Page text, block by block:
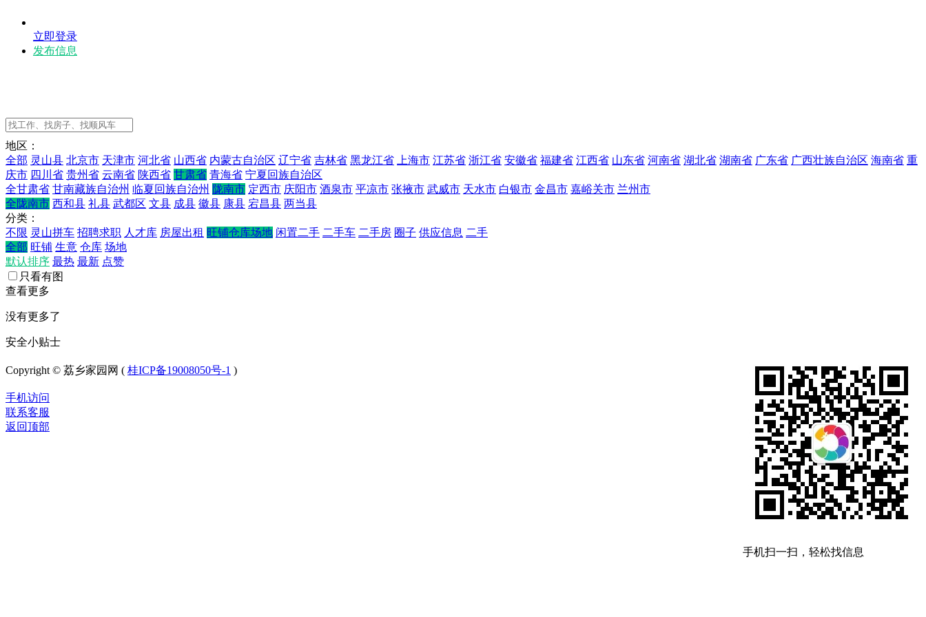
立即登录
发布信息
地区：
全部 灵山县 北京市 天津市 河北省 山西省 内蒙古自治区 辽宁省 吉林省 黑龙江省 上海市 江苏省 浙江省 安徽省 福建省 江西省 山东省 河南省 湖北省 湖南省 广东省 广西壮族自治区 海南省 重
庆市 四川省 贵州省 云南省 陕西省 甘肃省 青海省 宁夏回族自治区
全甘肃省 甘南藏族自治州 临夏回族自治州 陇南市 定西市 庆阳市 酒泉市 平凉市 张掖市 武威市 天水市 白银市 金昌市 嘉峪关市 兰州市
全陇南市 西和县 礼县 武都区 文县 成县 徽县 康县 宕昌县 两当县
分类：
不限 灵山拼车 招聘求职 人才库 房屋出租 旺铺仓库场地 闲置二手 二手车 二手房 圈子 供应信息 二手
全部 旺铺 生意 仓库 场地
默认排序 最热 最新 点赞
只看有图
查看更多
没有更多了
安全小贴士
手机扫一扫，轻松找信息
Copyright © 荔乡家园网 ( 桂ICP备19008050号-1 )
手机访问
联系客服
返回顶部